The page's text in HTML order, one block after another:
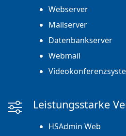
Webserver
Mailserver
Datenbankserver
Webmail
Leistungsstarke
HSAdmin Web